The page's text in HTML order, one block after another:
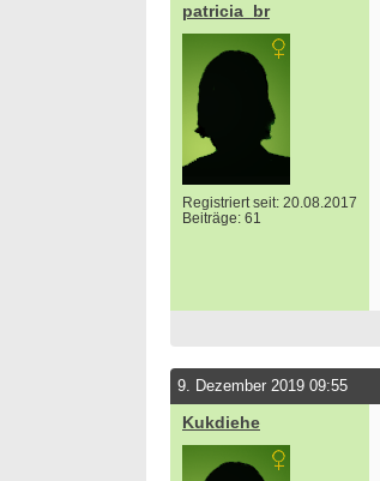
patricia_br
Registriert seit: 20.08.2017
Beiträge: 61
9. Dezember 2019 09:55
Kukdiehe